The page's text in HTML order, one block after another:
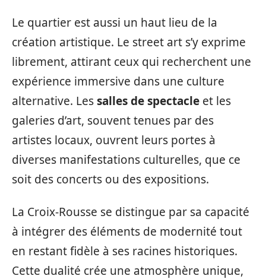
Le quartier est aussi un haut lieu de la
création artistique. Le street art s’y exprime
librement, attirant ceux qui recherchent une
expérience immersive dans une culture
alternative. Lessalles de spectacle et les
galeries d’art, souvent tenues par des
artistes locaux, ouvrent leurs portes à
diverses manifestations culturelles, que ce
soit des concerts ou des expositions.
La Croix-Rousse se distingue par sa capacité
à intégrer des éléments de modernité tout
en restant fidèle à ses racines historiques.
Cette dualité crée une atmosphère unique,